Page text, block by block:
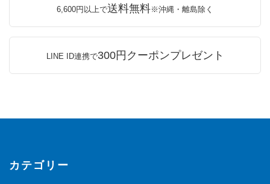
6,600円以上で送料無料※沖縄・離島除く
LINE ID連携で300円クーポンプレゼント
カテゴリー